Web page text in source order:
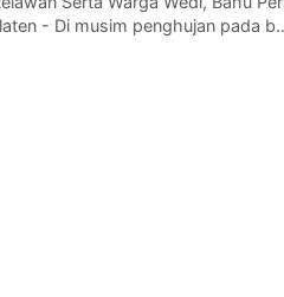
- Di musim penghujan pada